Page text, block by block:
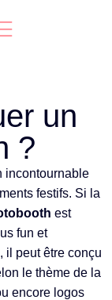
un
?
incontournable
festifs. Si la
est
fun et
il peut être conçu
le thème de la
encore logos